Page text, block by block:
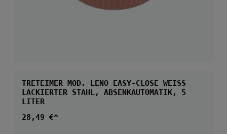
TRETEIMER MOD. LENO EASY-CLOSE WEISS
LACKIERTER STAHL, ABSENKAUTOMATIK, 5 L
ITER
Regulärer Preis:
28,49 €*